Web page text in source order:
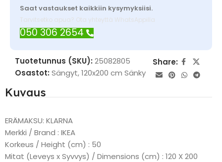
Saat vastaukset kaikkiin kysymyksiisi.
Tarvitsetko apua? Ota yhteyttä WhatsAppilla
050 306 2654
Tuotetunnus (SKU): 25082805
Osastot: Sängyt,120x200 cm Sänky
Share:
Kuvaus
ERÄMAKSU: KLARNA
Merkki / Brand : IKEA
Korkeus / Height (cm) : 50
Mitat (Leveys x Syvvys) / Dimensions (cm) : 120 X 200